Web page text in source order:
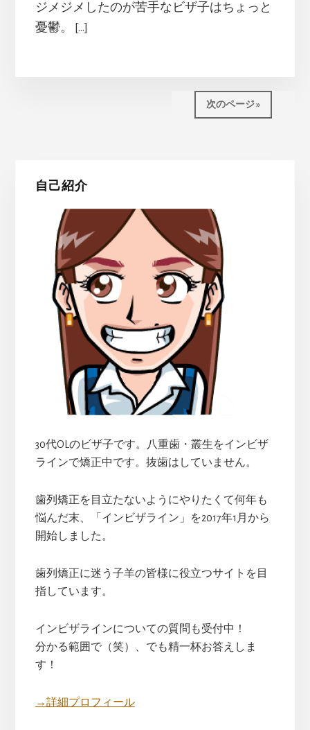
ジメジメしたのが苦手なビザ子はちょっと
憂鬱。 […]
次のページ »
最自己紹介
30代OLのビザ子です。八重歯・叢生をインビザ
ラインで矯正中です。抜歯はしていません。
歯列矯正を目立たないようにやりたくて何年も
悩んだ末、「インビザライン」を2017年1月から
開始しました。
歯列矯正に迷う子羊の皆様に役立つサイトを目
指しています。
インビザラインについての質問も受付中！
分かる範囲で（笑）、でも精一杯お答えしま
す！
→詳細プロフィール